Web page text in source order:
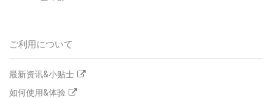
ご利用について
最新资讯&小贴士
如何使用&体验